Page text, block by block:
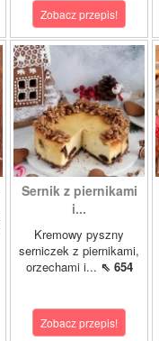
Zobacz przepis!
Sernik z piernikami
i...
Kremowy pyszny
serniczek z piernikami,
orzechami i... ⇖ 654
Zobacz przepis!